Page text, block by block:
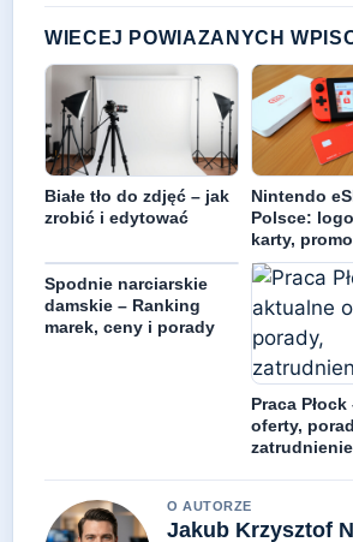
WIECEJ POWIAZANYCH
Białe tło do zdjęć – jak
zrobić i edytować
Nintendo
Polsce:
karty,
Spodnie narciarskie
damskie – Ranking
marek, ceny i porady
Praca
oferty,
zatrudnienie
O AUTORZE
Jakub Krzysztof